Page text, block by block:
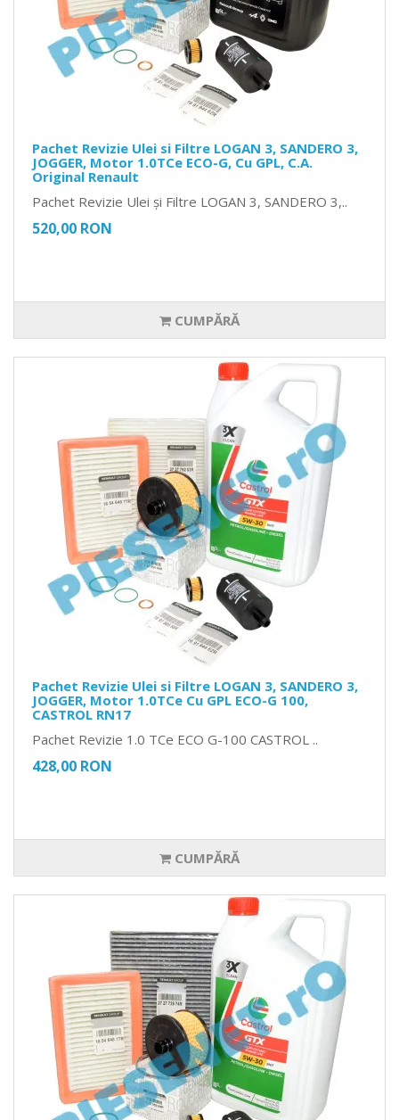
Pachet Revizie Ulei si Filtre LOGAN 3, SANDERO 3,
JOGGER, Motor 1.0TCe ECO-G, Cu GPL, C.A.
Original Renault
Pachet Revizie Ulei și Filtre LOGAN 3, SANDERO 3,..
520,00 RON
CUMPĂRĂ
Pachet Revizie Ulei si Filtre LOGAN 3, SANDERO 3,
JOGGER, Motor 1.0TCe Cu GPL ECO-G 100,
CASTROL RN17
Pachet Revizie 1.0 TCe ECO G-100 CASTROL ..
428,00 RON
CUMPĂRĂ